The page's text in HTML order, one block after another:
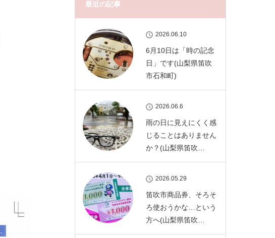
最近の記事
2026.06.10
6月10日は「時の記念
日」です(山梨県笛吹
市石和町)
2026.06.6
雨の日に見えにくく感
じることはありません
か？(山梨県笛吹…
2026.05.29
笛吹市商品券、そろそ
ろ使おうかな…という
方へ(山梨県笛吹…